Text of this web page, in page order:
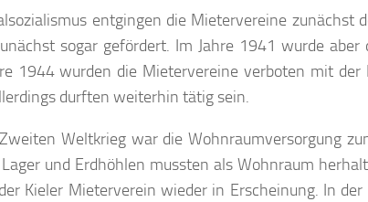
entgingen die Mietervereine zunächst
sogar gefördert. Im Jahre 1941 wurde
1944 wurden die Mietervereine verboten mit
durften weiterhin tätig sein.
Weltkrieg war die Wohnraumversorgung
und Erdhöhlen mussten als Wohnraum
Kieler Mieterverein wieder in Erscheinung. In